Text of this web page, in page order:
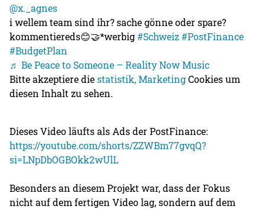
@x._agnes
i wellem team sind ihr? sache gönne oder spare?
kommentiereds😊🤝*werbig#Schweiz#PostFinance
#BudgetPlan
♬ Be Peace to Someone – Reality Now Music
Bitte akzeptiere diestatistik, MarketingCookies um
diesen Inhalt zu sehen.
Dieses Video läufts als Ads der PostFinance:
https://youtube.com/shorts/ZZWBm77gvqQ?
si=LNpDbOGBOkk2wUlL
Besonders an diesem Projekt war, dass der Fokus
nicht auf dem fertigen Video lag, sondern auf dem